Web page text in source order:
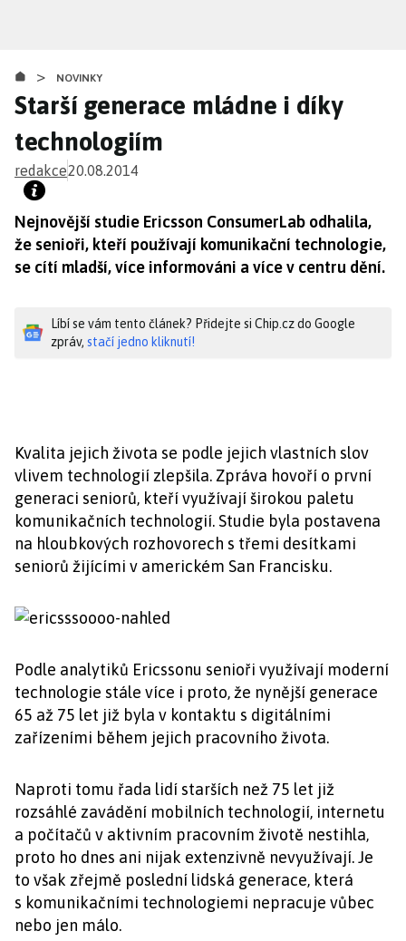
obsahu
> NOVINKY
Starší generace mládne i díky
technologiím
redakce20.08.2014
Nejnovější studie Ericsson ConsumerLab odhalila,
že senioři, kteří používají komunikační technologie,
se cítí mladší, více informováni a více v centru dění.
Líbí se vám tento článek? Přidejte si Chip.cz do Google
zpráv, stačí jedno kliknutí!
Kvalita jejich života se podle jejich vlastních slov
vlivem technologií zlepšila. Zpráva hovoří o první
generaci seniorů, kteří využívají širokou paletu
komunikačních technologií. Studie byla postavena
na hloubkových rozhovorech s třemi desítkami
seniorů žijícími v americkém San Francisku.
Podle analytiků Ericssonu senioři využívají moderní
technologie stále více i proto, že nynější generace
65 až 75 let již byla v kontaktu s digitálními
zařízeními během jejich pracovního života.
Naproti tomu řada lidí starších než 75 let již
rozsáhlé zavádění mobilních technologií, internetu
a počítačů v aktivním pracovním životě nestihla,
proto ho dnes ani nijak extenzivně nevyužívají. Je
to však zřejmě poslední lidská generace, která
s komunikačními technologiemi nepracuje vůbec
nebo jen málo.